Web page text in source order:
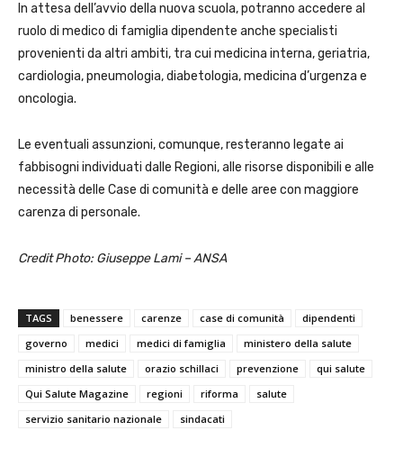
In attesa dell’avvio della nuova scuola, potranno accedere al
ruolo di medico di famiglia dipendente anche specialisti
provenienti da altri ambiti, tra cui medicina interna, geriatria,
cardiologia, pneumologia, diabetologia, medicina d’urgenza e
oncologia.
Le eventuali assunzioni, comunque, resteranno legate ai
fabbisogni individuati dalle Regioni, alle risorse disponibili e alle
necessità delle Case di comunità e delle aree con maggiore
carenza di personale.
Credit Photo: Giuseppe Lami – ANSA
TAGS benessere carenze case di comunità
dipendenti
governo
medici medici di famiglia
ministero della salute
ministro della salute
orazio schillaci prevenzione
qui salute
Qui Salute Magazine
regioni riforma
salute
servizio sanitario nazionale
sindacati